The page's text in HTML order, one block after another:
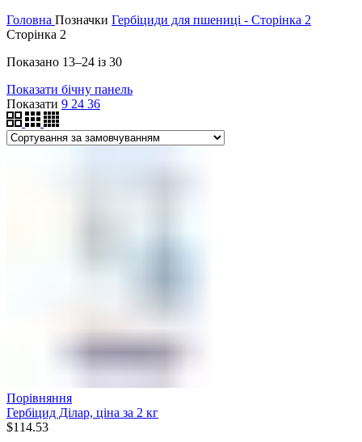
Головна Позначки Гербіциди для пшениці - Сторінка 2
Сторінка 2
Показано 13–24 із 30
Показати бічну панель
Показати 9 24 36
Порівняння
Гербіцид Ділар, ціна за 2 кг
$114.53